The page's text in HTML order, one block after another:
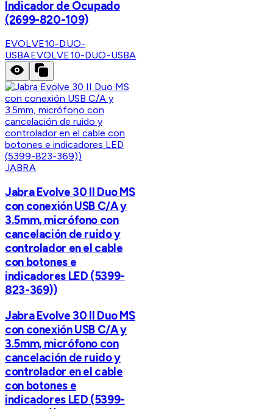
Indicador de Ocupado
(2699-820-109)
EVOLVE10-DUO-
USBAEVOLVE10-DUO-USBA
JABRA
Jabra Evolve 30 II Duo MS
con conexión USB C/A y
3.5mm, micrófono con
cancelación de ruido y
controlador en el cable
con botones e
indicadores LED (5399-
823-369))
Jabra Evolve 30 II Duo MS
con conexión USB C/A y
3.5mm, micrófono con
cancelación de ruido y
controlador en el cable
con botones e
indicadores LED (5399-